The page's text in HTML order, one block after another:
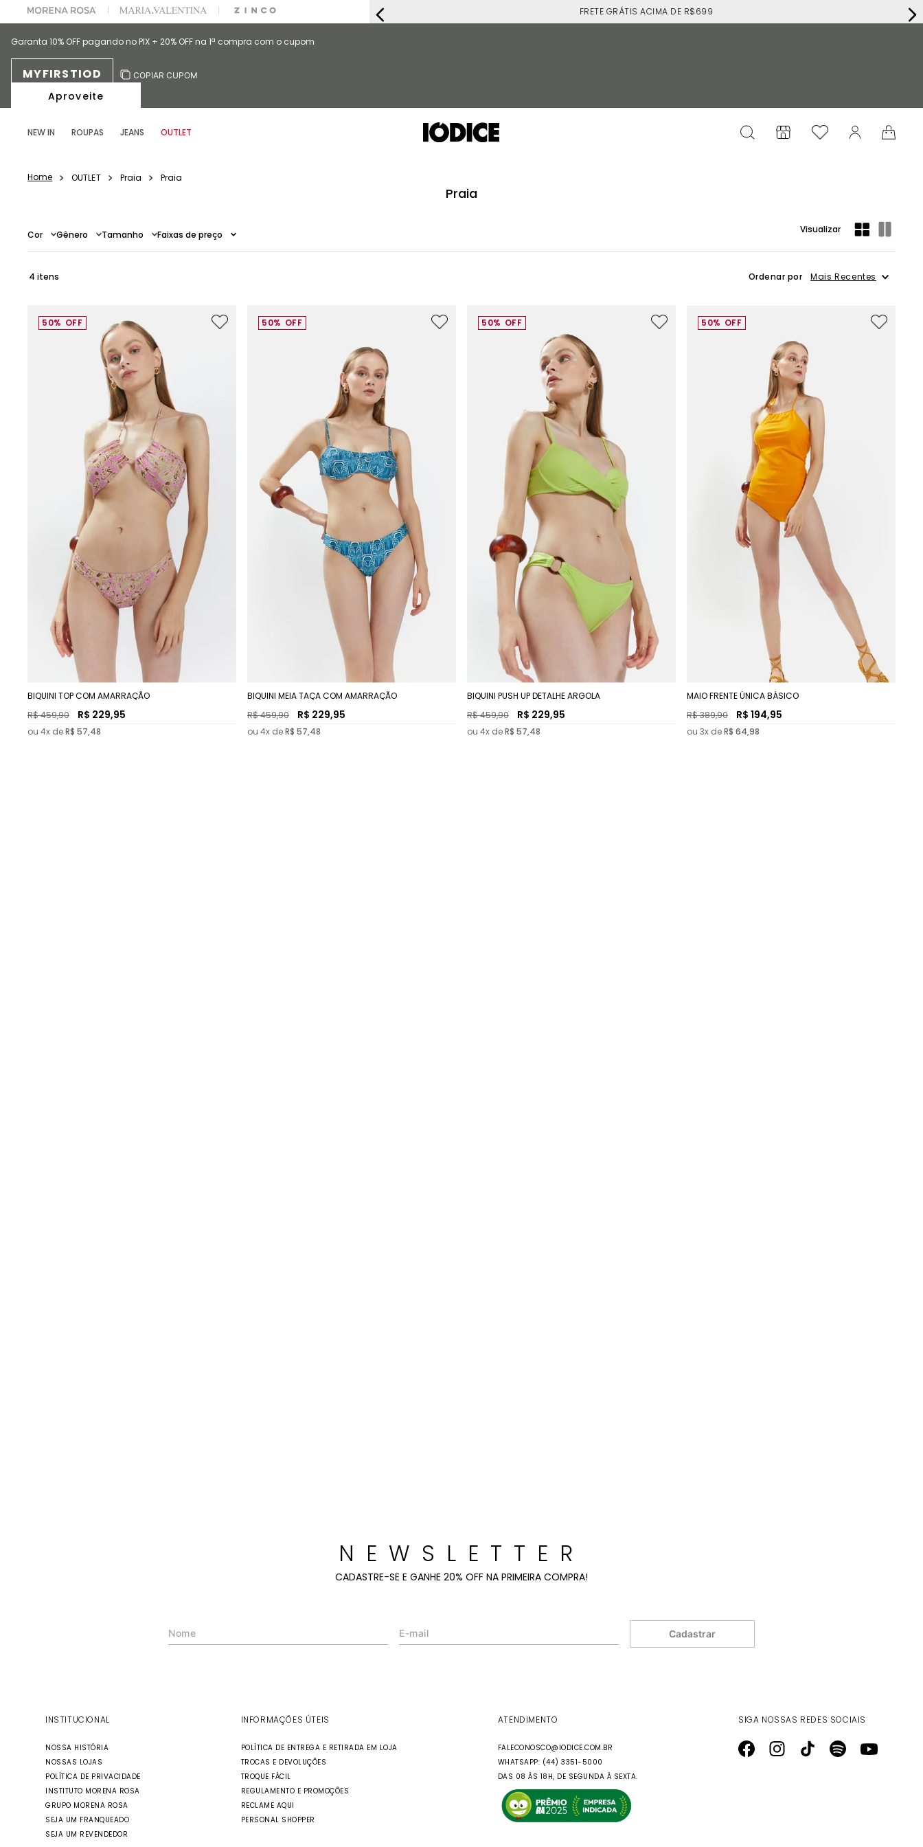
ESCOLHER SEU LOOK? FALE COM NOSSA PERSONAL SHOPPER. FRETE GRÁTIS ACIMA DE R$699
Garanta 10% OFF pagando no PIX + 20% OFF na 1ª compra com o cupom
MYFIRSTIOD COPIAR CUPOM
Aproveite
NEW IN ROUPAS JEANS OUTLET
OUTLET Praia Praia
Praia
Cor
Verde Claro
Gênero
Feminino
Tamanho
P (3
Faixas de preço
4 Mais Recentes
50% OFF
BIQUINI TOP COM AMARRAÇÃO
R$459,90 R$ 229,95
ou 4x deR$ 57,48
50% OFF
BIQUINI MEIA TAÇA COM AMARRAÇÃO
R$459,90 R$ 229,95
ou 4x deR$ 57,48
50% OFF
BIQUINI PUSH UP DETALHE ARGOLA
R$459,90 R$ 229,95
ou 4x deR$ 57,48
50% OFF
MAIO FRENTE ÚNICA BÁSICO
R$389,90 R$ 194,95
ou 3x deR$ 64,98
NEWSLETTER
CADASTRE-SE E GANHE 20% OFF NA PRIMEIRA COMPRA!
Cadastrar
INSTITUCIONAL
NOSSA HISTÓRIA
NOSSAS LOJAS
POLÍTICA DE PRIVACIDADE
INSTITUTO MORENA ROSA
GRUPO MORENA ROSA
SEJA UM FRANQUEADO
SEJA UM REVENDEDOR
INFORMAÇÕES ÚTEIS
POLÍTICA DE ENTREGA E RETIRADA EM LOJA
TROCAS E DEVOLUÇÕES
TROQUE FÁCIL
REGULAMENTO E PROMOÇÕES
RECLAME AQUI
PERSONAL SHOPPER
ATENDIMENTO
FALECONOSCO@IODICE.COM.BR
WHATSAPP: (44) 3351-5000
DAS 08 ÀS 18H, DE SEGUNDA À SEXTA.
SIGA NOSSAS REDES SOCIAIS